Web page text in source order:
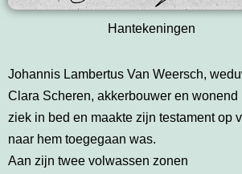
Hantekeningen
Johannis Lambertus Van Weersch,
Clara Scheren, akkerbouwer en wonend
ziek in bed en maakte zijn testament op
naar hem toegegaan was.
Aan zijn twee volwassen zonen